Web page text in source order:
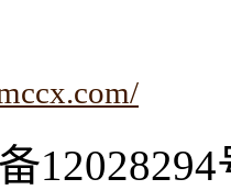
12028294